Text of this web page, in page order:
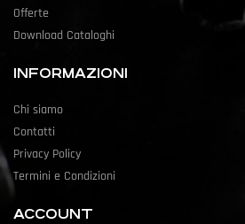
Offerte
Download Cataloghi
INFORMAZIONI
Chi siamo
Contatti
Privacy Policy
Termini e Condizioni
ACCOUNT